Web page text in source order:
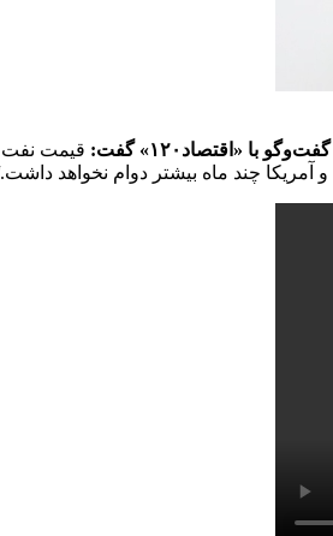
«اقتصاد۱۲۰» گفت:
قیمت نفت
و آمریکا چند ماه بیشتر دوام نخواهد